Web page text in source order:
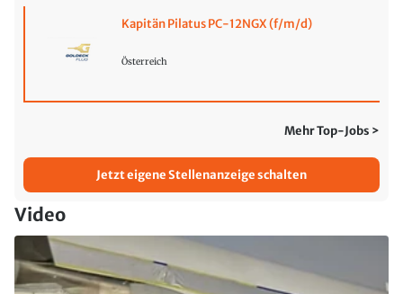
Kapitän Pilatus PC-12NGX (f/m/d)
Österreich
Mehr Top-Jobs >
Jetzt eigene Stellenanzeige schalten
Video